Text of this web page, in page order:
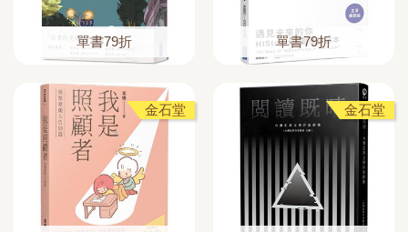
單書79折 單書79折
金石堂 金石堂